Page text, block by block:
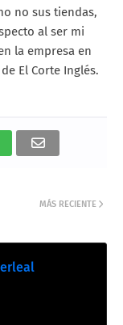
no sus tiendas,
al ser mi
la empresa en
El Corte Inglés.
MÁS RECIENTE